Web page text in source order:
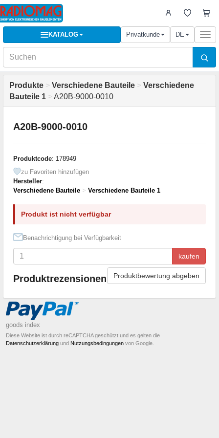
KATALOG Privatkunde DE
Produkte > Verschiedene Bauteile > Verschiedene
Bauteile 1 > A20B-9000-0010
A20B-9000-0010
Produktcode: 178949
zu Favoriten hinzufügen
Hersteller:
Verschiedene Bauteile > Verschiedene Bauteile 1
Produkt ist nicht verfügbar
Benachrichtigung bei Verfügbarkeit
kaufen
Produktrezensionen Produktbewertung abgeben
goods index
Diese Website ist durch reCAPTCHA geschützt und es gelten die
Datenschutzerklärung und Nutzungsbedingungen von Google.